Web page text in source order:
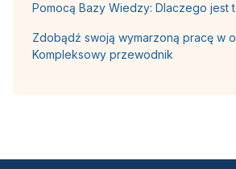
Pomocą Bazy Wiedzy: Dlaczego jest
Zdobądź swoją wymarzoną pracę w
Kompleksowy przewodnik